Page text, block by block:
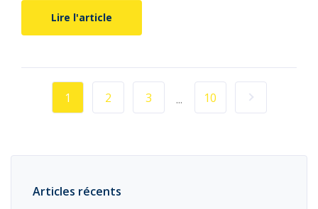
Lire l'article
1 2 3 ... 10
Articles récents